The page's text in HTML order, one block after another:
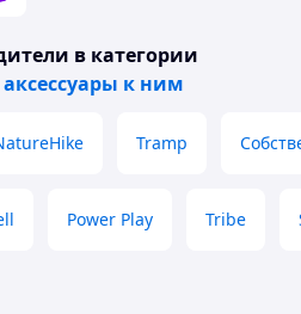
в категории
к ним
Tramp
Power Play Tribe